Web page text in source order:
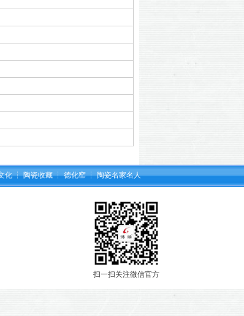
化 ┆陶瓷收藏 ┆德化窑 ┆陶瓷名家名人
扫一扫关注微信官方